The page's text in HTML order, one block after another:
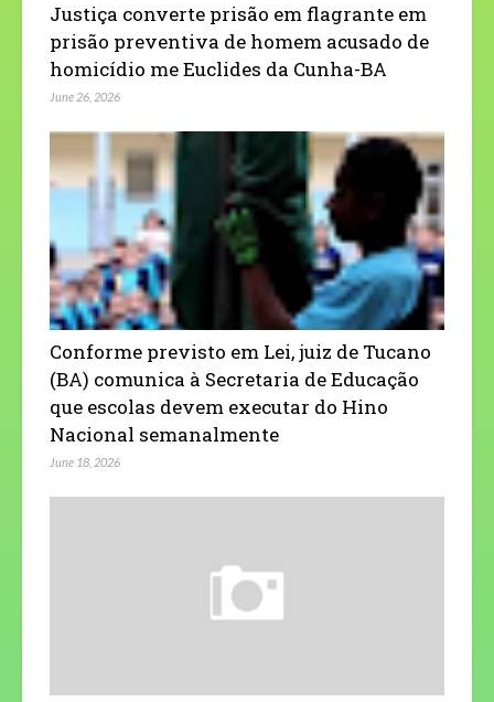
Justiça converte prisão em flagrante em
prisão preventiva de homem acusado de
homicídio me Euclides da Cunha-BA
June 26, 2026
Conforme previsto em Lei, juiz de Tucano
(BA) comunica à Secretaria de Educação
que escolas devem executar do Hino
Nacional semanalmente
June 18, 2026